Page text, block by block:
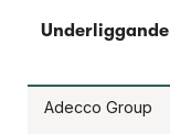
Underliggande
Adecco Group